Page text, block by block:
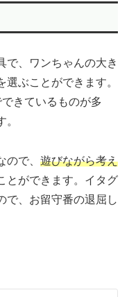
で、ワンちゃんの大き
ぶことができます。
できているものが多
ので、 遊びながら考え
とができます。イタグ
で、お留守番の退屈し